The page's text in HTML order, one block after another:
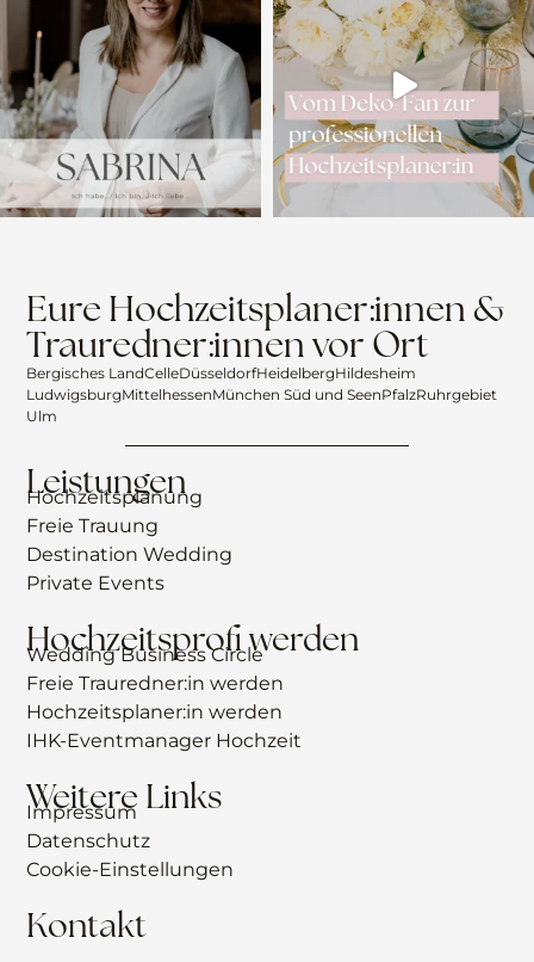
Eure Hochzeitsplaner:innen &
Trauredner:innen vor Ort
Bergisches LandCelleDüsseldorfHeidelbergHildesheim
LudwigsburgMittelhessenMünchen Süd und SeenPfalzRuhrgebiet
Ulm
Leistungen
Hochzeitsplanung
Freie Trauung
Destination Wedding
Private Events
Hochzeitsprofi werden
Wedding Business Circle
Freie Trauredner:in werden
Hochzeitsplaner:in werden
IHK-Eventmanager Hochzeit
Weitere Links
Impressum
Datenschutz
Cookie-Einstellungen
Kontakt